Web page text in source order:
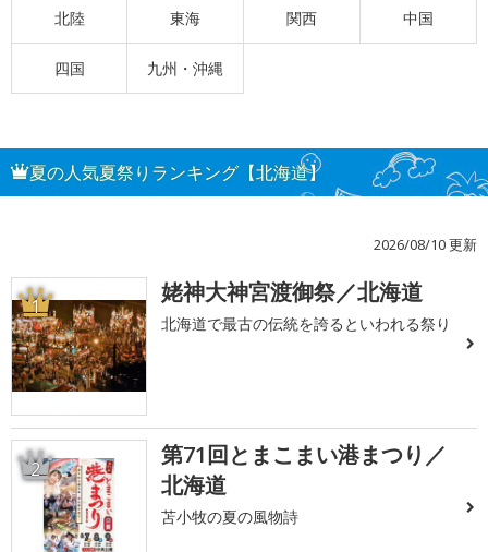
北陸 東海 関西 中国
四国 九州・沖縄
夏の人気夏祭りランキング【北海道】
2026/08/10 更新
1 姥神大神宮渡御祭／北海道
北海道で最古の伝統を誇るといわれる祭り
2
第71回とまこまい港まつり／
北海道
苫小牧の夏の風物詩